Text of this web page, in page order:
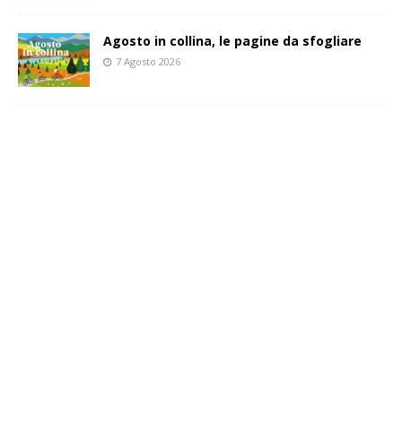
Agosto in collina, le pagine da sfogliare
7 Agosto 2026